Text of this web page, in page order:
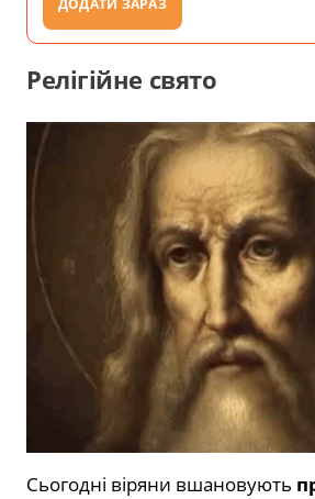
Релігійне свято
Сьогодні віряни вшановують